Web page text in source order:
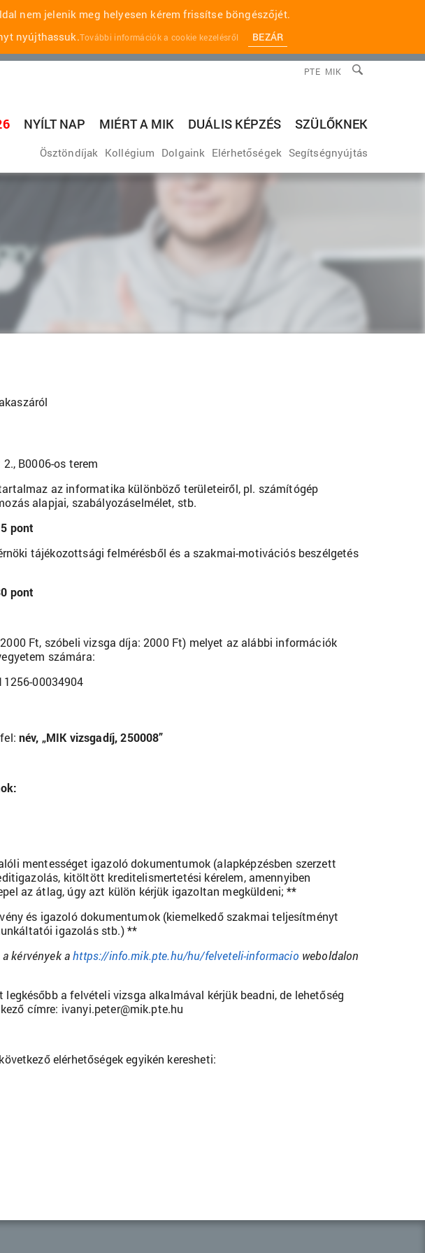
nem jelenik meg helyesen kérem frissítse böngészőjét.
nyújthassuk.További információk a cookie kezelésről BEZÁR
MIK
PTE
NYÍLT NAP MIÉRT A MIK DUÁLIS KÉPZÉS SZÜLŐKNEK
Ösztöndíjak Kollégium Dolgaink Elérhetőségek Segítségnyújtás
B0006-os terem
az informatika különböző területeiről, pl. számítógép
alapjai, szabályozáselmélet, stb.
pont
tájékozottsági felmérésből és a szakmai-motivációs beszélgetés
pont
Ft, szóbeli vizsga díja: 2000 Ft) melyet az alábbi információk
számára:
00034904
név, „MIK vizsgadíj, 250008”
mentességet igazoló dokumentumok (alapképzésben szerzett
kitöltött kreditelismertetési kérelem, amennyiben
az átlag, úgy azt külön kérjük igazoltan megküldeni; **
és igazoló dokumentumok (kiemelkedő szakmai teljesítményt
igazolás stb.) **
kérvények ahttps://info.mik.pte.hu/hu/felveteli-informacio weboldalon
a felvételi vizsga alkalmával kérjük beadni, de lehetőség
címre: ivanyi.peter@mik.pte.hu
elérhetőségek egyikén keresheti: